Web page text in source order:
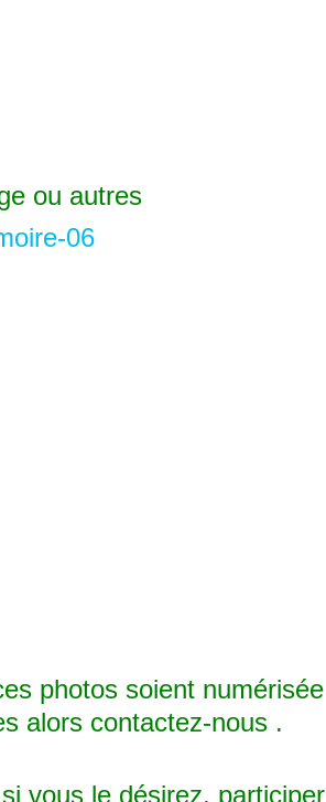
ou autres
photos soient numérisée
alors contactez-nous .
vous le désirez, participer